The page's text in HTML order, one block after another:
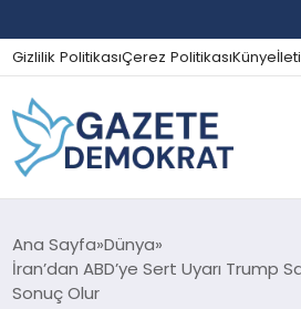
Gizlilik PolitikasıÇerez PolitikasıKünye
GÜNDEM
Ana Sayfa Dünya
İran’dan ABD’ye Sert Uyarı Trump
Sonuç Olur